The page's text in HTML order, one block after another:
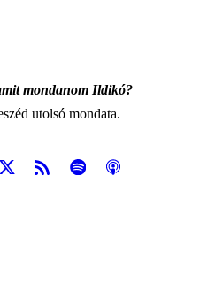
mondanom Ildikó?
utolsó mondata.